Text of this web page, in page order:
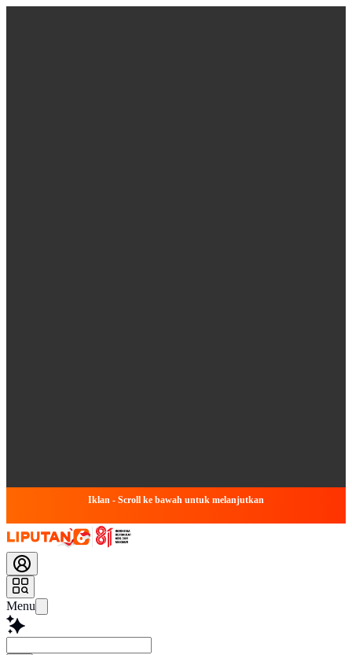
Iklan - Scroll ke bawah untuk melanjutkan
Menu